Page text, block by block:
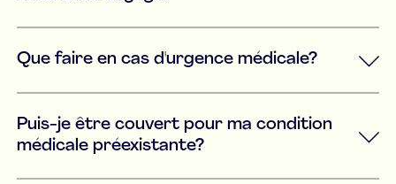
Que faire en cas d'urgence médicale?
Puis-je être couvert pour ma condition
médicale préexistante?